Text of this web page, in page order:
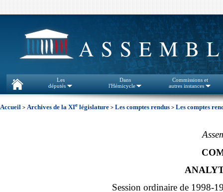
Les
députés
Dans
l'Hémicycle
Commissions et
autres instances
Accueil > Archives de la XIe législature > Les comptes rendus > Les comptes
Session ordinaire de 1998-